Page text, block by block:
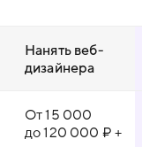
Нанять веб-
дизайнера
От 15 000
до 120 000 ₽ +